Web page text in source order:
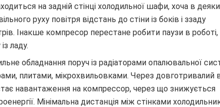
на задній стінці холодильної шафи, хоча в
руху повітря відстань до стіни із боків і ззаду
Інакше компресор перестане робити паузи в
ладу.
обладнання поруч із радіаторами опалювальної
плитами, мікрохвильовками. Через довготривалий
навантаження на компрессор, через що знижується
Мінімальна дистанція між стінками